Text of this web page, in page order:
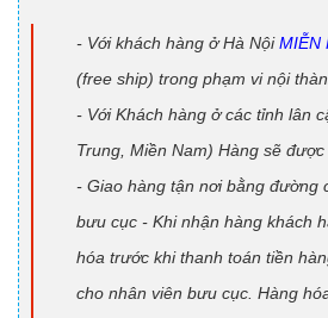
- Với khách hàng ở Hà NộiMIỄN
(free ship) trong phạm vi nội
- Với Khách hàng ở các tỉnh lân
Trung, Miền Nam) Hàng sẽ
- Giao hàng tận nơi bằng đường
bưu cục - Khi nhận hàng khách
hóa trước khi thanh toán tiền
cho nhân viên bưu cục. Hàng